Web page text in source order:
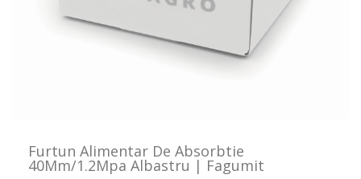
Furtun Alimentar De Absorbtie
40Mm/1.2Mpa Albastru | Fagumit